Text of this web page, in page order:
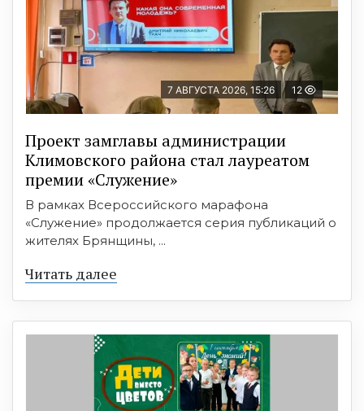
7 АВГУСТА 2026, 15:26 12
Проект замглавы администрации
Климовского района стал лауреатом
премии «Служение»
В рамках Всероссийского марафона
«Служение» продолжается серия публикаций о
жителях Брянщины, ...
Читать далее